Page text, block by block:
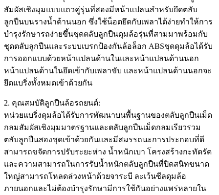
สัมผัสเชิงมุมแบบแถวคู่รุ่นที่สองมีหน้าแปลนสำหรับยึดตลับ
ลูกปืนบนรางน้ำด้านนอก ซึ่งใช้น็อตยึดกับเพลาได้ง่ายทำให้การ
บำรุงรักษารถง่ายขึ้นชุดตลับลูกปืนดุมล้อรุ่นที่สามมาพร้อมกับ
ชุดตลับลูกปืนและระบบเบรกป้องกันล้อล็อก ABSชุดดุมล้อได้รับ
การออกแบบด้วยหน้าแปลนด้านในและหน้าแปลนด้านนอก
หน้าแปลนด้านในยึดเข้ากับเพลาขับ และหน้าแปลนด้านนอกจะ
ยึดแบริ่งทั้งหมดเข้าด้วยกัน
2. คุณสมบัติลูกปืนล้อรถยนต์:
หน่วยแบริ่งดุมล้อได้รับการพัฒนาบนพื้นฐานของตลับลูกปืนเม็ด
กลมสัมผัสเชิงมุมมาตรฐานและตลับลูกปืนเม็ดกลมเรียวรวม
ตลับลูกปืนสองชุดเข้าด้วยกันและมีสมรรถนะการประกอบที่ดี
สามารถขจัดการปรับระยะห่าง น้ำหนักเบา โครงสร้างกะทัดรัด
และความสามารถในการรับน้ำหนักตลับลูกปืนที่ปิดสนิทขนาด
ใหญ่สามารถโหลดล่วงหน้าด้วยจาระบี ละเว้นซีลดุมล้อ
ภายนอกและไม่ต้องบำรุงรักษามีการใช้กันอย่างแพร่หลายใน